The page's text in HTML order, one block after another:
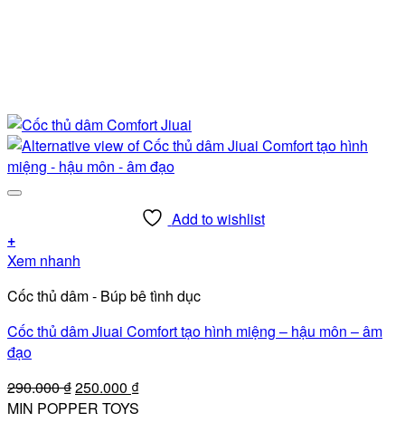
Add to wishlist
+
Sản
này
có
nhiều
biến
thể.
Các
Xem nhanh
Cốc thủ dâm - Búp bê tình dục
Cốc thủ dâm Jiuai Comfort tạo hình miệng – hậu môn – âm
đạo
290.000₫Giá
gốc
250.000 ₫Giá
MIN POPPER TOYS